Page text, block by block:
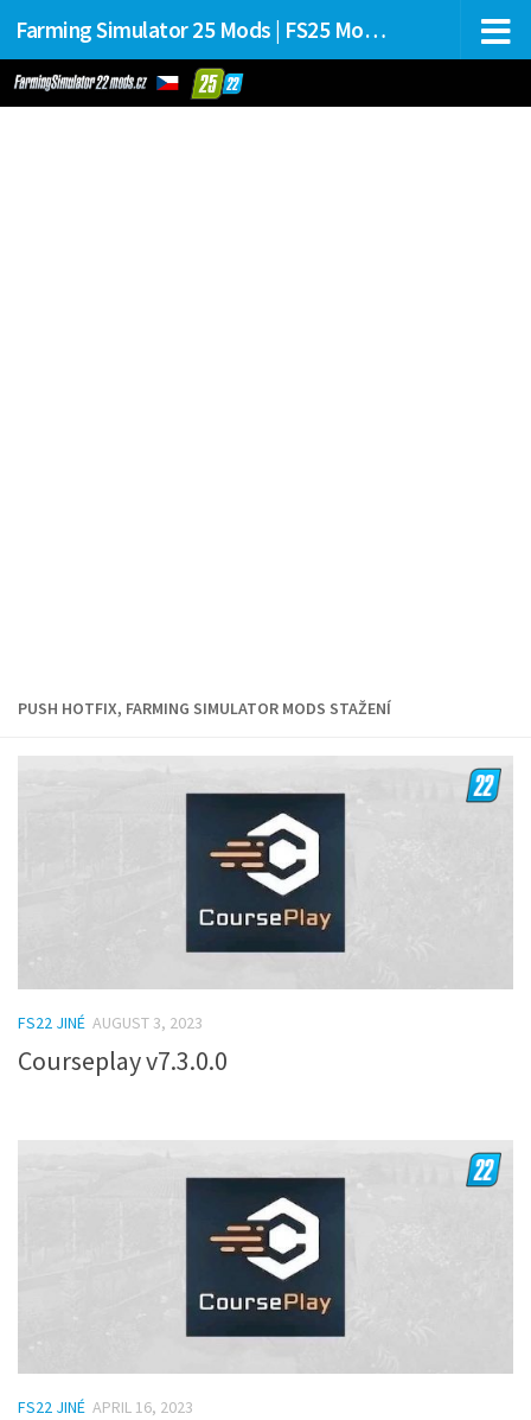
Farming Simulator 25 Mods | FS25 Mods Stahování
PUSH HOTFIX, FARMING SIMULATOR MODS STAŽENÍ
FS22 JINÉ AUGUST 3, 2023
Courseplay v7.3.0.0
FS22 JINÉ APRIL 16, 2023